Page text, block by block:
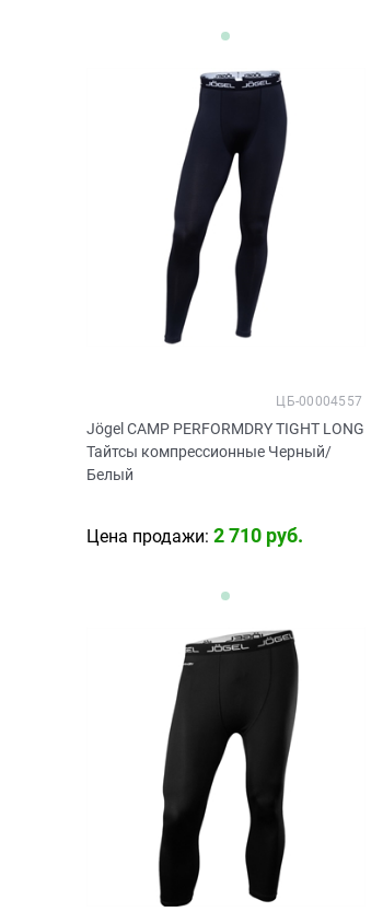
Jögel CAMP PERFORMDRY TIGHT LONG
Тайтсы компрессионные Черный/
Белый
ЦБ-00004557
Цена продажи: 2 710 руб.